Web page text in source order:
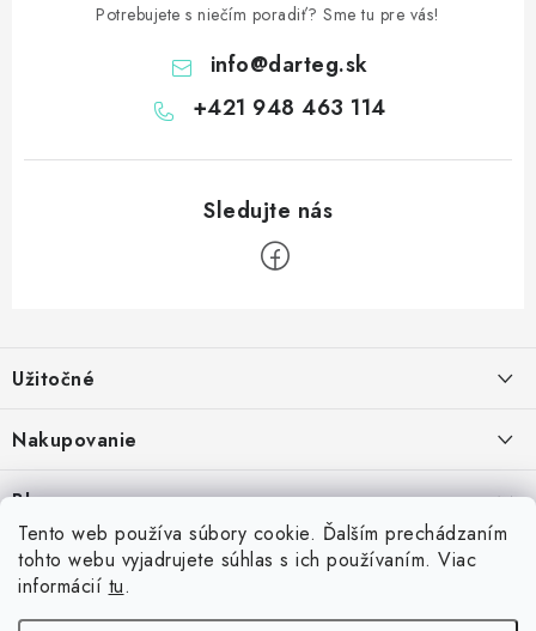
Tento web používa súbory cookie. Ďalším prechádzaním
tohto webu vyjadrujete súhlas s ich používaním. Viac
informácií tu.
Potrebujete s niečím poradiť? Sme tu pre vás!
info@darteg.sk
+421 948 463 114
p
ä
i
Užitočné
O nás
Spolupráca s klubmi
Nakupovanie
Ako nakupovať
Možnosti dopravy
Možnosti platby
Vrátenie tovaru
Blog
Skrutkovacie hroty na šípky: Swiss Point, Switch Point, Quick Point a
EZ-Point – kompatibilita a rozdiely
Príďte si vyskúšať šípky